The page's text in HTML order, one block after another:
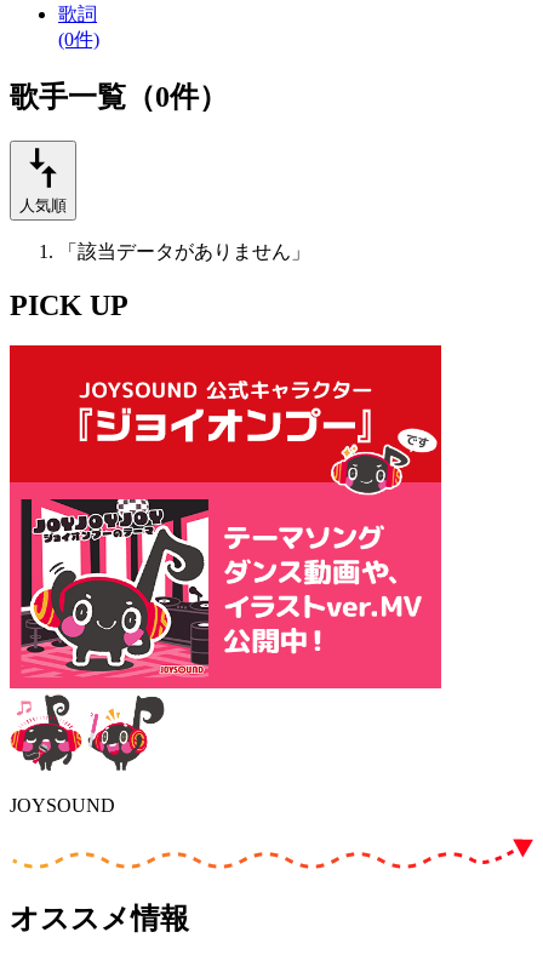
歌詞
(0件)
歌手一覧（0件）
人気順
「該当データがありません」
PICK UP
JOYSOUND
オススメ情報